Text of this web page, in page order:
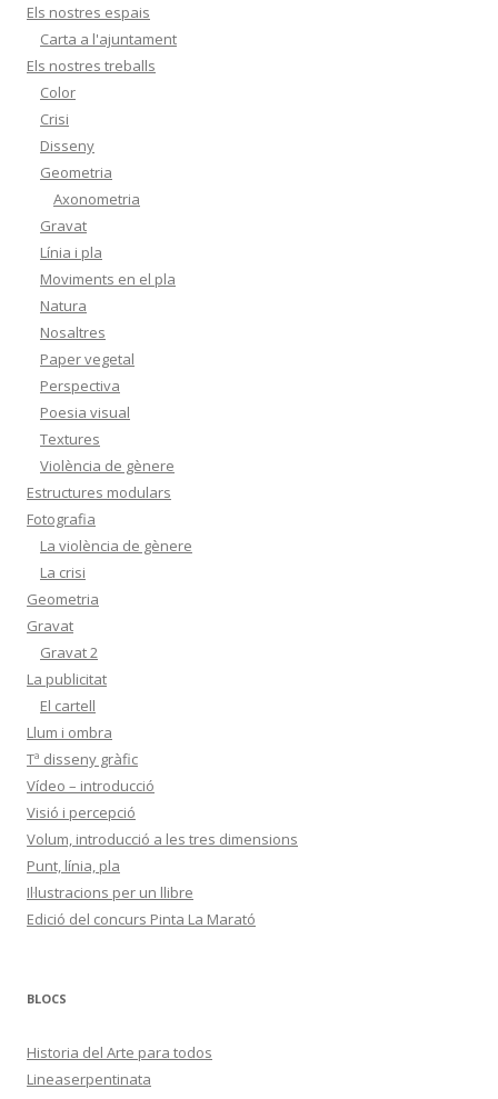
Els nostres espais
Carta a l'ajuntament
Els nostres treballs
Color
Crisi
Disseny
Geometria
Axonometria
Gravat
Línia i pla
Moviments en el pla
Natura
Nosaltres
Paper vegetal
Perspectiva
Poesia visual
Textures
Violència de gènere
Estructures modulars
Fotografia
La violència de gènere
La crisi
Geometria
Gravat
Gravat 2
La publicitat
El cartell
Llum i ombra
Tª disseny gràfic
Vídeo – introducció
Visió i percepció
Volum, introducció a les tres dimensions
Punt, línia, pla
Il·lustracions per un llibre
Edició del concurs Pinta La Marató
BLOCS
Historia del Arte para todos
Lineaserpentinata